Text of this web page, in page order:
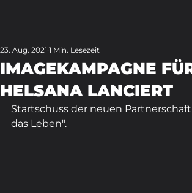
IMAGEKAMPAGNE
HELSANA LANCIERT
23. Aug. 2021 1 Min. Lesezeit
Startschuss der neuen
das Leben".